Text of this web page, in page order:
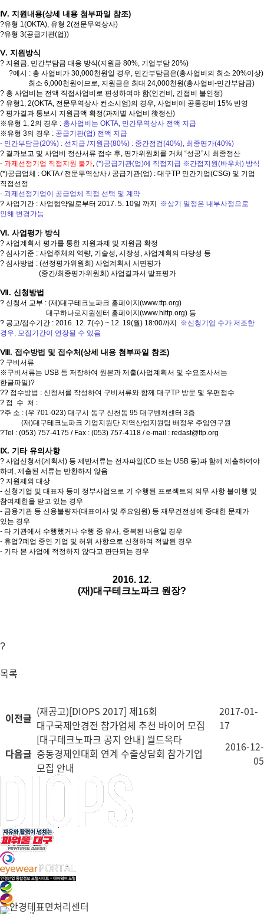
Ⅳ. 지원내용(상세 내용 첨부파일 참조)
?유형 1(OKTA), 유형 2(전문무역상사)
?유형 3(공급기관(업))
Ⅴ. 지원방식
? 지원금, 민간부담금 대응 방식(지원금 80%, 기업부담 20%)
?예시 : 총 사업비가 30,000천원일 경우, 민간부담금은(총사업비의 최소 20%이상)
최소 6,000천원이므로, 지원금은 최대 24,000천원(총사업비-민간부담금)
? 총 사업비는 전액 직접사업비로 편성하여야 함(인건비, 간접비 불인정)
? 유형1, 2(OKTA, 전문무역상사 컨소시엄)의 경우, 사업비에 공통경비 15% 반영
? 평가결과 통보시 지원금액 확정(과제별 사업비 後정산)
※유형 1, 2의 경우 : 총사업비는 OKTA, 민간무역상사 전액 지급
※유형 3의 경우 : 공급기관(업) 전액 지급
- 민간부담금(20%) : 선지급 /지원금(80%) : 중간점검(40%), 최종평가(40%)
? 결과보고 및 사업비 정산서류 접수 후, 평가위원회를 거쳐 “성공”시 최종정산
- 과제선정기업 직접지원 불가, (*)공급기관(업)에 직접지급 ※간접지원(바우처) 방식
(*)공급업체 : OKTA / 전문무역상사 / 공급기관(업) : 대구TP 민간기업(CSG) 및 기업
직접선정
- 과제선정기업이 공급업체 직접 선택 및 계약
? 사업기간 : 사업협약일로부터 2017. 5. 10일 까지 ※상기 일정은 내부사정으로
인해 변경가능
Ⅵ. 사업평가 방식
? 사업계획서 평가를 통한 지원과제 및 지원금 확정
? 심사기준 : 사업주체의 역량, 기술성, 시장성, 사업계획의 타당성 등
? 심사방법 : (선정평가위원회) 사업계획서 서면평가
(중간/최종평가위원회) 사업결과서 발표평가
Ⅶ. 신청방법
? 신청서 교부 : (재)대구테크노파크 홈페이지(www.ttp.org)
대구하나로지원센터 홈페이지(www.hittp.org) 등
? 공고/접수기간 : 2016. 12. 7(수) ~ 12. 19(월) 18:00까지 ※신청기업 수가 저조한
경우, 모집기간이 연장될 수 있음
Ⅷ. 접수방법 및 접수처(상세 내용 첨부파일 참조)
? 구비서류
※구비서류는 USB 등 저장하여 원본과 제출(사업계획서 및 수요조사서는
한글파일)?
?? 접수방법 : 신청서를 작성하여 구비서류와 함께 대구TP 방문 및 우편접수
? 접 수 처 :
?주 소 : (우 701-023) 대구시 동구 신천동 95 대구벤처센터 3층
(재)대구테크노파크 기업지원단 지역산업지원팀 배정우 주임연구원
?Tel : (053) 757-4175 / Fax : (053) 757-4118 / e-mail : redast@ttp.org
Ⅸ. 기타 유의사항
? 사업신청서(계획서) 등 제반서류는 전자파일(CD 또는 USB 등)과 함께 제출하여야
하며, 제출된 서류는 반환하지 않음
? 지원제외 대상
- 신청기업 및 대표자 등이 정부사업으로 기 수행된 프로젝트의 의무 사항 불이행 및
참여제한을 받고 있는 경우
- 금융기관 등 신용불량자(대표이사 및 주요임원) 등 재무건전성에 중대한 문제가
있는 경우
- 타 기관에서 수행했거나 수행 중 유사, 중복된 내용일 경우
- 휴업?폐업 중인 기업 및 허위 사항으로 신청하여 적발된 경우
- 기타 본 사업에 적정하지 않다고 판단되는 경우
2016. 12.
(재)대구테크노파크 원장?
?
목록
이전글 (재공고)[DIOPS 2017] 제16회
대구국제안경전 참가업체 추천 바이어 모집
2017-01-
17
다음글
[대구테크노파크 공지 안내] 월드옥타
중동경제인대회 연계 수출상담회 참가기업
모집 안내
2016-12-
05